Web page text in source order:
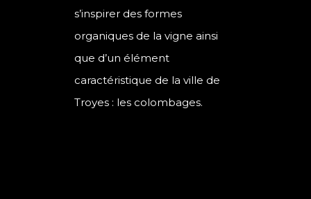
s’inspirer des formes
organiques de la vigne ainsi
que d’un élément
caractéristique de la ville de
Troyes : les colombages.